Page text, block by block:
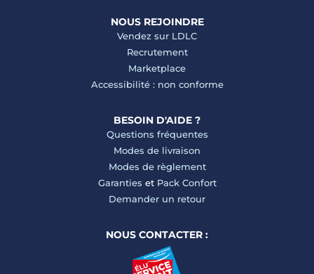
NOUS REJOINDRE
Vendez sur LDLC
Recrutement
Marketplace
Accessibilité : non conforme
BESOIN D'AIDE ?
Questions fréquentes
Modes de livraison
Modes de règlement
Garanties et Pack Confort
Demander un retour
NOUS CONTACTER :